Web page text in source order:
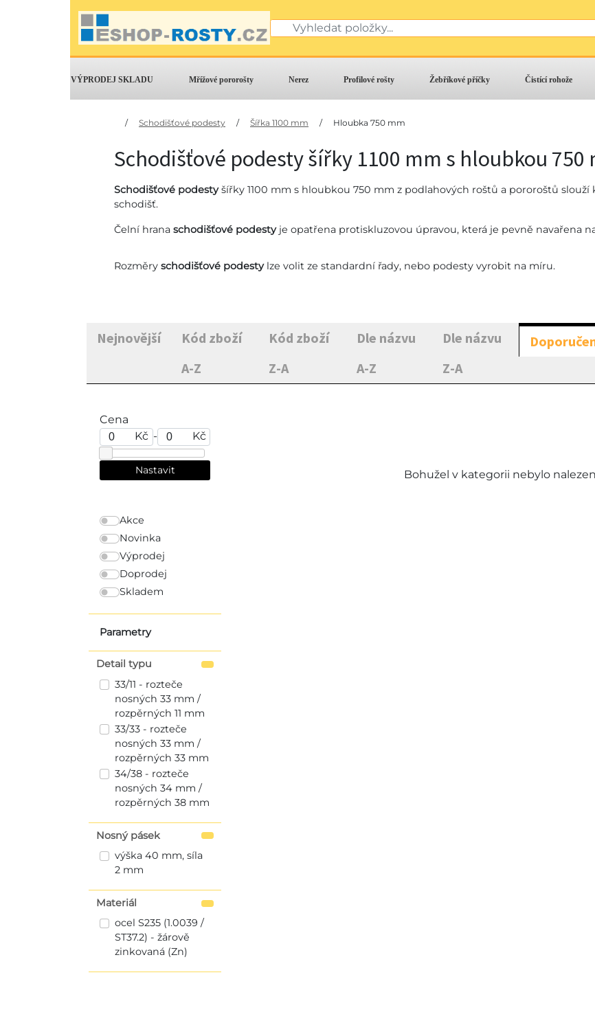
VÝPRODEJ SKLADU Mřížové pororošty Nerez Profilové rošty Žebříkové příčky Čistící rohože
/ Schodišťové podesty / Šířka 1100 mm / Hloubka 750 mm
Schodišťové podesty šířky 1100 mm s hloubkou 750
Schodišťové podestyšířky 1100 mm s hloubkou 750 mm z podlahových roštů a pororoštů
schodišť.
Čelní hrana schodišťové podestyje opatřena protiskluzovou úpravou, která je pevně navařena
Rozměry schodišťové podestylze volit ze standardní řady, nebo podesty vyrobit na míru.
Nejnovější
Kód zboží
A-Z
Kód zboží
Z-A
Dle názvu
A-Z
Dle názvu
Z-A
Cena
Kč - Kč
Akce
Novinka
Výprodej
Doprodej
Skladem
Parametry
Detail typu
33/11 - rozteče
nosných 33 mm /
rozpěrných 11 mm
33/33 - rozteče
nosných 33 mm /
rozpěrných 33 mm
34/38 - rozteče
nosných 34 mm /
rozpěrných 38 mm
Nosný pásek
výška 40 mm, síla
2 mm
Materiál
ocel S235 (1.0039 /
ST37.2) - žárově
zinkovaná (Zn)
Bohužel v kategorii nebylo